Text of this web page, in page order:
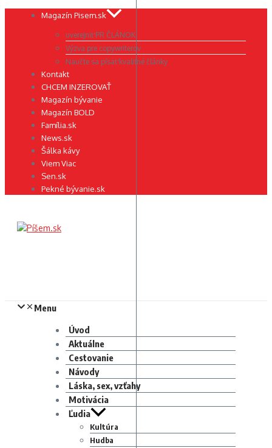
Preskočiť Magazín Pisem.sk
uverejniť PR ČLÁNOK
Výzva pre copywriterov
Naučte sa písať kvalitné články
Kontakt
CHCEM INZEROVAŤ
Magazín bývanie
Magazín BOLD
Família.sk
News.sk
Šálka kávy
Viem Viac
Sen.sk
Pekné bývanie.sk
Menu
Úvod
Aktuálne
Cestovanie
Návody
Láska, sex, vzťahy
Motivácia
Ľudia
Kultúra
Hudba